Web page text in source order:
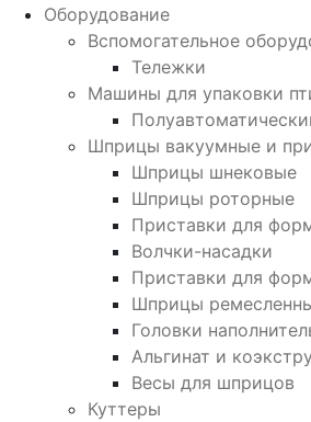
Оборудование
Вспомогательное
Тележки
Машины для упаковки
Шприцы вакуумные и
Шприцы шнековые
Шприцы роторные
Приставки для
Волчки-насадки
Приставки для
Шприцы
Головки
Альгинат и
Весы для шприцов
Куттеры